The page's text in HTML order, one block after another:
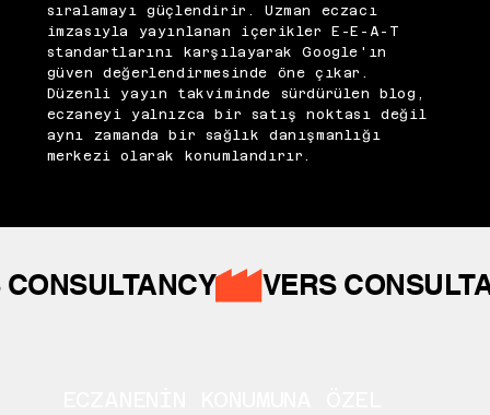
sıralamayı güçlendirir. Uzman eczacı
imzasıyla yayınlanan içerikler E-E-A-T
standartlarını karşılayarak Google'ın
güven değerlendirmesinde öne çıkar.
Düzenli yayın takviminde sürdürülen blog,
eczaneyi yalnızca bir satış noktası değil
aynı zamanda bir sağlık danışmanlığı
merkezi olarak konumlandırır.
CONSULTANCY